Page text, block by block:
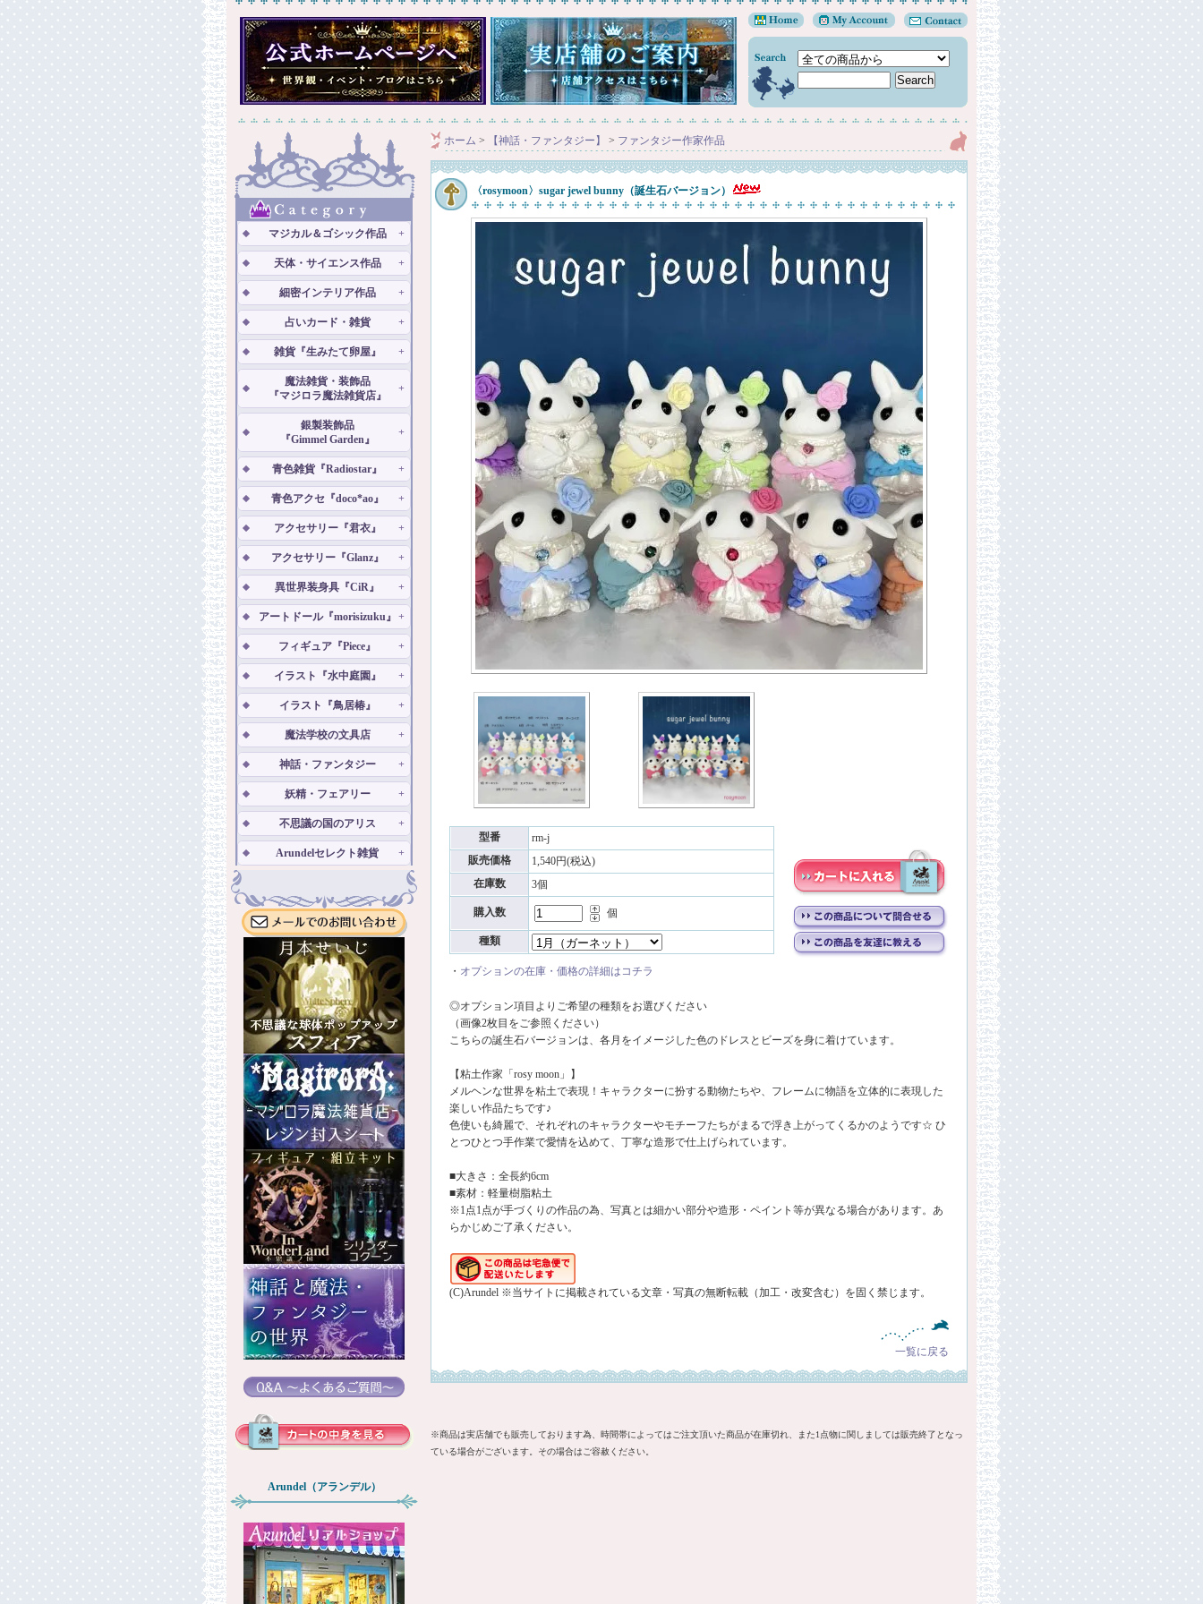
マジカル＆ゴシック作品
天体・サイエンス作品
細密インテリア作品
占いカード・雑貨
雑貨『生みたて卵屋』
魔法雑貨・装飾品
『マジロラ魔法雑貨店』
銀製装飾品
『Gimmel Garden』
青色雑貨『Radiostar』
青色アクセ『doco*ao』
アクセサリー『君衣』
アクセサリー『Glanz』
異世界装身具『CiR』
アートドール『morisizuku』
フィギュア『Piece』
イラスト『水中庭園』
イラスト『鳥居椿』
魔法学校の文具店
神話・ファンタジー
妖精・フェアリー
不思議の国のアリス
Arundelセレクト雑貨
Arundel（アランデル）
ホーム > 【神話・ファンタジー】 > ファンタジー作家作品
〈rosymoon〉sugar jewel bunny（誕生石バージョン）
型番
rm-j
販売価格
1,540円(税込)
在庫数
3個
購入数 個
種類
・ オプションの在庫・価格の詳細はコチラ
◎オプション項目よりご希望の種類をお選びください
（画像2枚目をご参照ください）
こちらの誕生石バージョンは、各月をイメージした色のドレスとビーズを身に着けています。
【粘土作家「rosy moon」】
メルヘンな世界を粘土で表現！キャラクターに扮する動物たちや、フレームに物語を立体的に表現した
楽しい作品たちです♪
色使いも綺麗で、それぞれのキャラクターやモチーフたちがまるで浮き上がってくるかのようです☆ ひ
とつひとつ手作業で愛情を込めて、丁寧な造形で仕上げられています。
■大きさ：全長約6cm
■素材：軽量樹脂粘土
※1点1点が手づくりの作品の為、写真とは細かい部分や造形・ペイント等が異なる場合があります。あ
らかじめご了承ください。
(C)Arundel ※当サイトに掲載されている文章・写真の無断転載（加工・改変含む）を固く禁じます。
一覧に戻る
※商品は実店舗でも販売しております為、時間帯によってはご注文頂いた商品が在庫切れ、また1点物に関しましては販売終了となっ
ている場合がございます。その場合はご容赦ください。